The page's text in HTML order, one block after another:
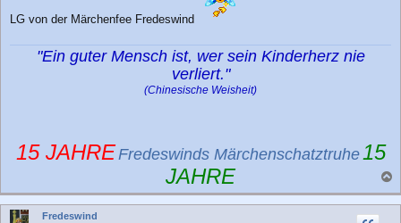
LG von der Märchenfee Fredeswind
"Ein guter Mensch ist, wer sein Kinderherz nie
verliert."
(Chinesische Weisheit)
15 JAHREFredeswinds Märchenschatztruhe 15
JAHRE
a
c
Fredeswind